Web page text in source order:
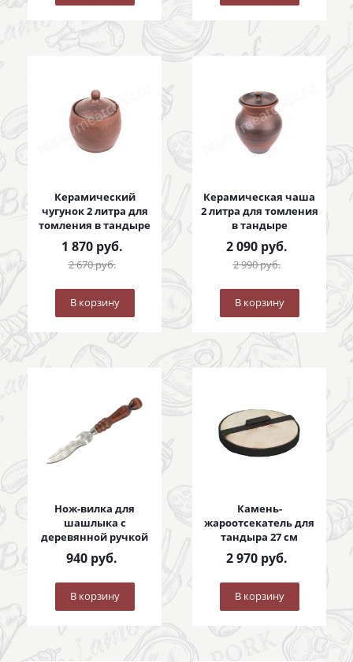
Керамический
чугунок 2 литра для
томления в тандыре
1 870руб.
2 670руб.
В корзину
Керамическая чаша
2 литра для томления
в тандыре
2 090руб.
2 990руб.
В корзину
Нож-вилка для
шашлыка с
деревянной ручкой
940 руб.
В корзину
Камень-
жароотсекатель для
тандыра 27 см
2 970руб.
В корзину